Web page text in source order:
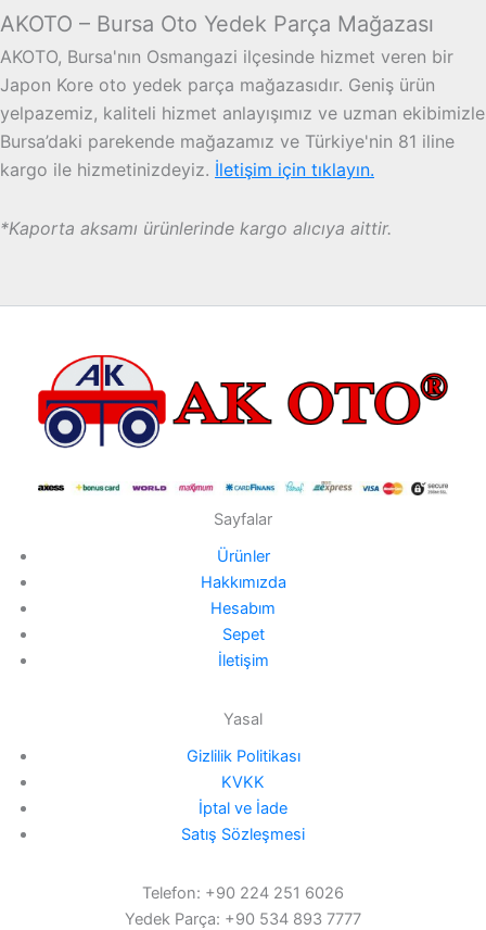
AKOTO – Bursa Oto Yedek Parça Mağazası
AKOTO, Bursa'nın Osmangazi ilçesinde hizmet veren bir
Japon Kore oto yedek parça mağazasıdır. Geniş ürün
yelpazemiz, kaliteli hizmet anlayışımız ve uzman ekibimizle
Bursa’daki parekende mağazamız ve Türkiye'nin 81 iline
kargo ile hizmetinizdeyiz. İletişim için tıklayın.
*Kaporta aksamı ürünlerinde kargo alıcıya aittir.
Sayfalar
Ürünler
Hakkımızda
Hesabım
Sepet
İletişim
Yasal
Gizlilik Politikası
KVKK
İptal ve İade
Satış Sözleşmesi
Telefon: +90 224 251 6026
Yedek Parça: +90 534 893 7777